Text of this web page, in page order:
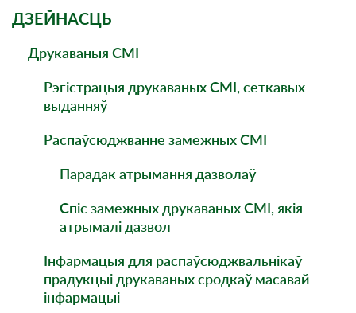
ДЗЕЙНАСЦЬ
Друкаваныя СМI
Рэгістрацыя друкаваных СМІ, сеткавых
выданняў
Распаўсюджванне замежных СМІ
Парадак атрымання дазволаў
Спіс замежных друкаваных СМІ, якія
атрымалі дазвол
Інфармацыя для распаўсюджвальнікаў
прадукцыі друкаваных сродкаў масавай
інфармацыі